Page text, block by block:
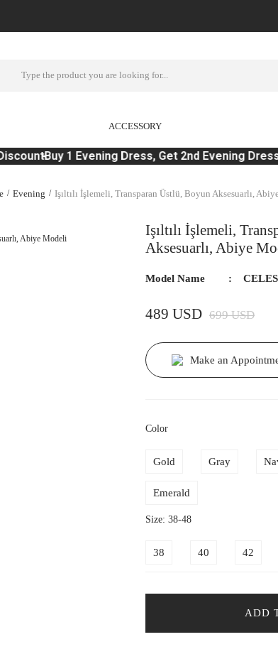
ACCESSORY
Buy 1 Evening Dress, Get 2nd Evening Dress
Evening Işıltılı İşlemeli, Transparan Üstlü, Boyun Aksesuarlı,
Işıltılı İşlemeli,
Aksesuarlı, Abiye
Model Name
489 USD 699 USD
Make an
Color
Gold Gray
Emerald
Size: 38-48
38 40 42
ADD